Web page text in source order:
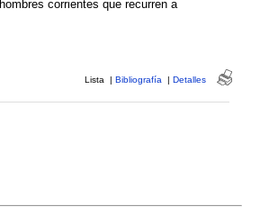
corrientes que recurren a
Lista | Bibliografía | Detalles